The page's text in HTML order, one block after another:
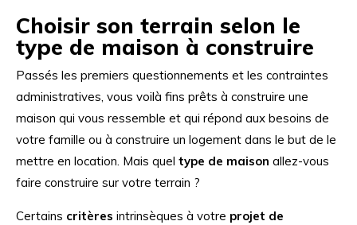
Choisir son terrain selon le
type de maison à construire
Passés les premiers questionnements et les contraintes
administratives, vous voilà fins prêts à construire une
maison qui vous ressemble et qui répond aux besoins de
votre famille ou à construire un logement dans le but de le
mettre en location. Mais quel type de maison allez-vous
faire construire sur votre terrain ?
Certains critères intrinsèques à votre projet de